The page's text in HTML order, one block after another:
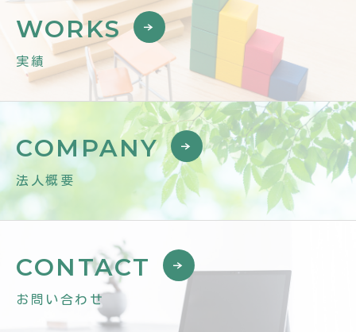
WORKS
実績
COMPANY
法人概要
CONTACT
お問い合わせ